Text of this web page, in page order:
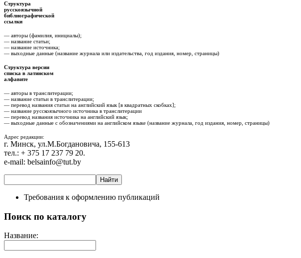
Структура
русскоязычной
библиографической
ссылки
— авторы (фамилия, инициалы);
— название статьи;
— название источника;
— выходные данные (название журнала или издательства, год издания, номер, страницы)
Структура версии
списка в латинском
алфавите
— авторы в транслитерации;
— название статьи в транслитерации;
— перевод названия статьи на английский язык [в квадратных скобках];
— название русскоязычного источника в транслитерации
— перевод названия источника на английский язык;
— выходные данные с обозначениями на английском языке (название журнала, год издания, номер, страницы)
Адрес редакции:
г. Минск, ул.М.Богдановича, 155-613
тел.: + 375 17 237 79 20.
e-mail: belsainfo@tut.by
Найти
Требования к оформлению публикаций
Поиск по каталогу
Название: